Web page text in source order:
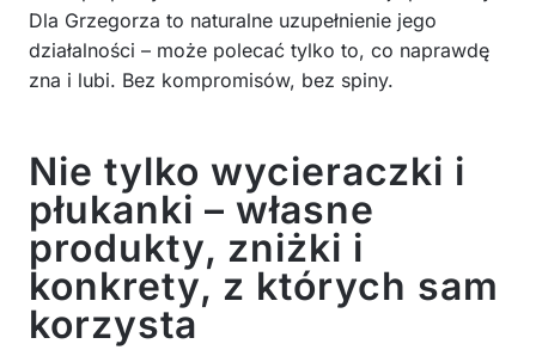
Dla Grzegorza to naturalne uzupełnienie jego
działalności – może polecać tylko to, co naprawdę
zna i lubi. Bez kompromisów, bez spiny.
Nie tylko wycieraczki i
płukanki – własne
produkty, zniżki i
konkrety, z których sam
korzysta